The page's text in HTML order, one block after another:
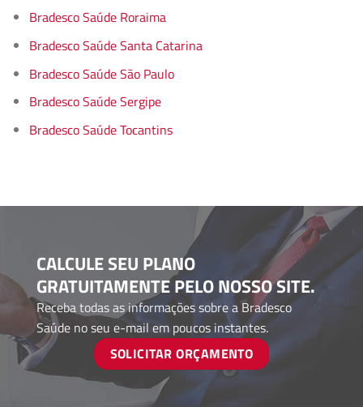
Bradesco Saúde Roraima
Bradesco Saúde Santa Catarina
Bradesco Saúde São Paulo
Bradesco Saúde Sergipe
Bradesco Saúde Tocantins
CALCULE SEU PLANO
GRATUITAMENTE PELO NOSSO SITE.
Receba todas as informações sobre a Bradesco
Saúde no seu e-mail em poucos instantes.
SOLICITAR ORÇAMENTO